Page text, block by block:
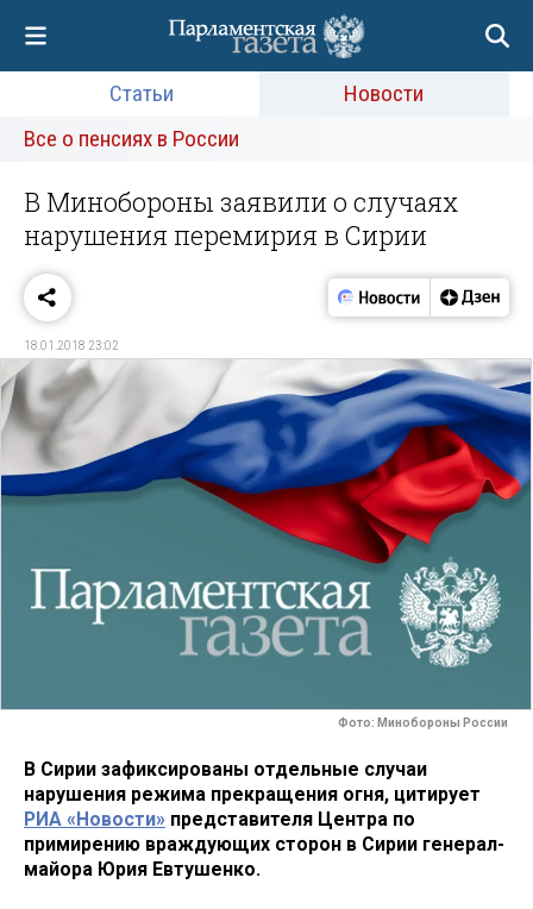
Статьи
Новости
Все о пенсиях в России
В Минобороны заявили о случаях
нарушения перемирия в Сирии
18.01.2018 23:02
Фото: Минобороны России
В Сирии зафиксированы отдельные случаи
нарушения режима прекращения огня, цитирует
РИА «Новости» представителя Центра по
примирению враждующих сторон в Сирии генерал-
майора Юрия Евтушенко.